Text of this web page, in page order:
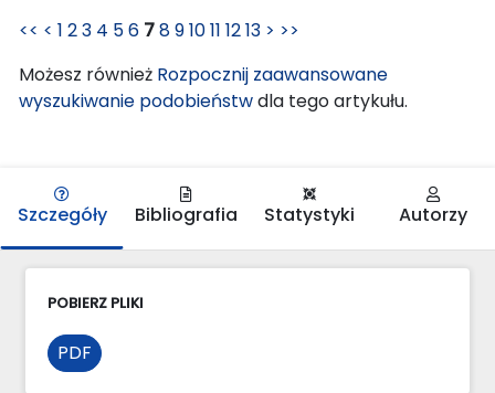
<< < 1 23 4 56 7891011 1213 > >>
Możesz również Rozpocznij zaawansowane
wyszukiwanie podobieństwdla tego artykułu.
Szczegóły Bibliografia Statystyki Autorzy
POBIERZ PLIKI
PDF